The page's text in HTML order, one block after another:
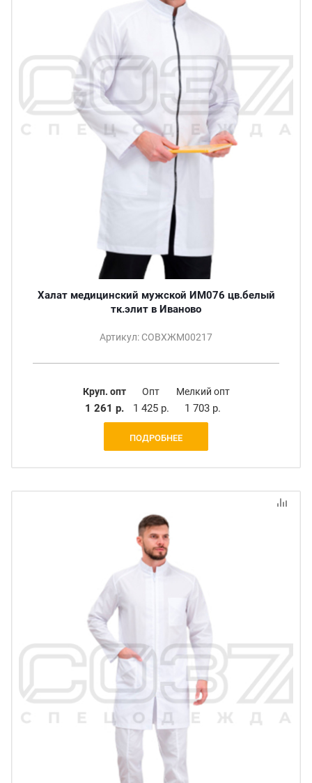
Халат медицинский мужской ИМ076 цв.белый
тк.элит в Иваново
Артикул: СОВХЖМ00217
Круп. опт
1 261 р.
Опт
1 425 р.
Мелкий опт
1 703 р.
ПОДРОБНЕЕ